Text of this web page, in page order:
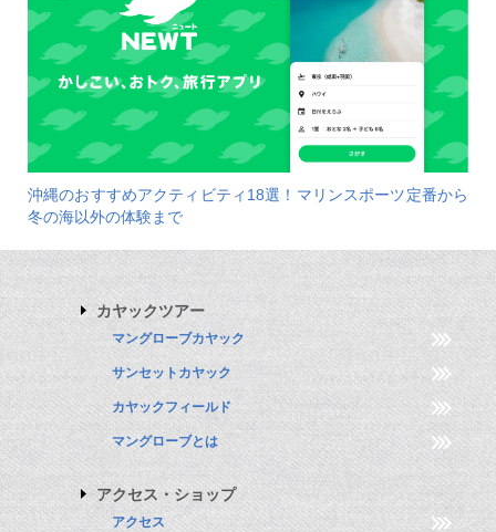
沖縄のおすすめアクティビティ18選！マリンスポーツ定番から
冬の海以外の体験まで
カヤックツアー
マングローブカヤック
サンセットカヤック
カヤックフィールド
マングローブとは
アクセス・ショップ
アクセス